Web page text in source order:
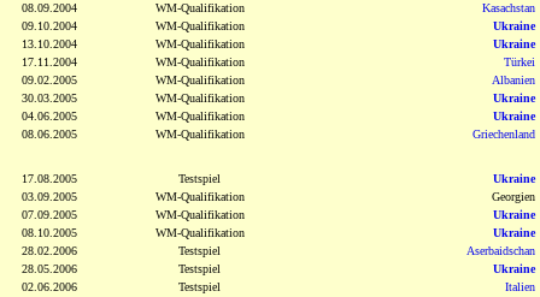
08.09.2004
WM-Qualifikation
Kasachstan
09.10.2004
WM-Qualifikation
Ukraine
13.10.2004
WM-Qualifikation
Ukraine
17.11.2004
WM-Qualifikation
Türkei
09.02.2005
WM-Qualifikation
Albanien
30.03.2005
WM-Qualifikation
Ukraine
04.06.2005
WM-Qualifikation
Ukraine
08.06.2005
WM-Qualifikation Griechenland
17.08.2005 Testspiel
Ukraine
03.09.2005
WM-Qualifikation
Georgien
07.09.2005
WM-Qualifikation
Ukraine
08.10.2005
WM-Qualifikation
Ukraine
28.02.2006
Testspiel
Aserbaidschan
28.05.2006
Testspiel
Ukraine
02.06.2006
Testspiel
Italien